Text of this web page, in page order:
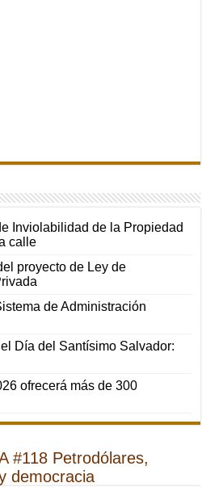
Inviolabilidad de la Propiedad
calle
proyecto de Ley de
de Administración
Día del Santísimo Salvador:
ofrecerá más de 300
#118 Petrodólares,
democracia